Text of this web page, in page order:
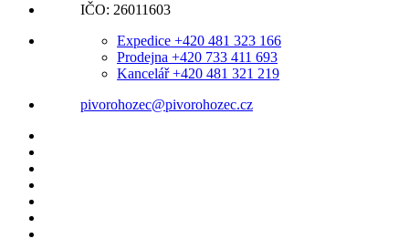
IČO: 26011603
Expedice +420 481 323 166
Prodejna +420 733 411 693
Kancelář +420 481 321 219
pivorohozec@pivorohozec.cz